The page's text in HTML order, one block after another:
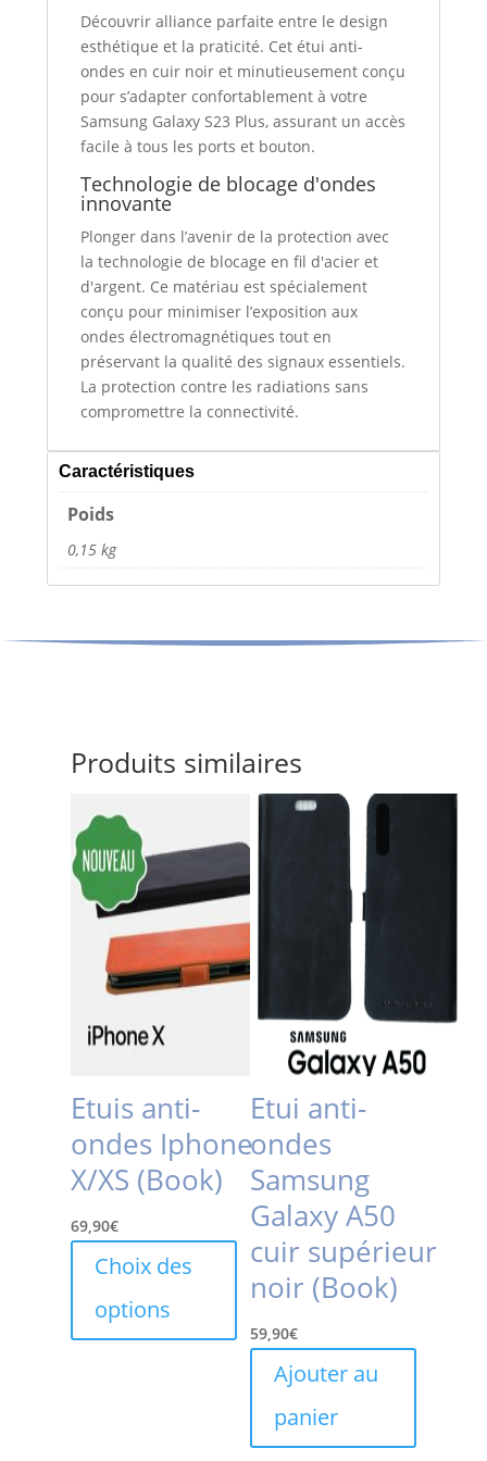
Découvrir alliance parfaite entre le design
esthétique et la praticité. Cet étui anti-
ondes en cuir noir et minutieusement conçu
pour s’adapter confortablement à votre
Samsung Galaxy S23 Plus, assurant un accès
facile à tous les ports et bouton.
Technologie de blocage d'ondes
innovante
Plonger dans l’avenir de la protection avec
la technologie de blocage en fil d'acier et
d'argent. Ce matériau est spécialement
conçu pour minimiser l’exposition aux
ondes électromagnétiques tout en
préservant la qualité des signaux essentiels.
La protection contre les radiations sans
compromettre la connectivité.
Caractéristiques
Poids
0,15 kg
Produits similaires
Etuis anti-
ondes Iphone
X/XS (Book)
69,90€
Choix des
options
Ce
produit
plusieurs
variations.
options
peuvent
Etui anti-
ondes
Samsung
Galaxy A50
cuir supérieur
noir (Book)
59,90€
Ajouter au
panier